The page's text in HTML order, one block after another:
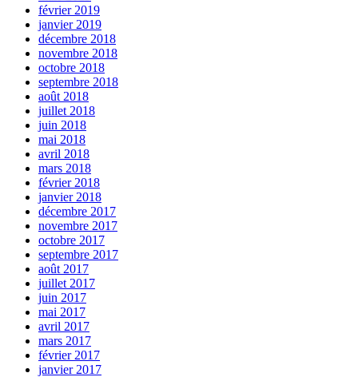
février 2019
janvier 2019
décembre 2018
novembre 2018
octobre 2018
septembre 2018
août 2018
juillet 2018
juin 2018
mai 2018
avril 2018
mars 2018
février 2018
janvier 2018
décembre 2017
novembre 2017
octobre 2017
septembre 2017
août 2017
juillet 2017
juin 2017
mai 2017
avril 2017
mars 2017
février 2017
janvier 2017